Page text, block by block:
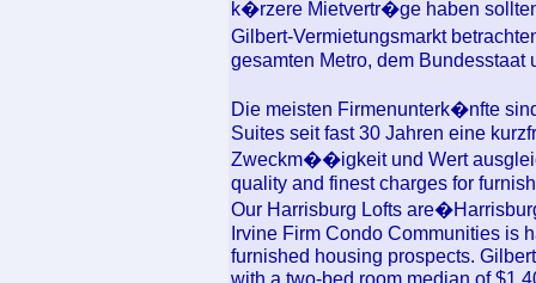
k�rzere Mietvertr�ge haben
Gilbert-Vermietungsmarkt
gesamten Metro, dem Bundesstaat
Die meisten Firmenunterk�nfte
Suites seit fast 30 Jahren eine
Zweckm��igkeit und Wert
quality and finest charges for
Our Harrisburg Lofts
Irvine Firm Condo Communities is
furnished housing prospects.
with a two-bed room median of